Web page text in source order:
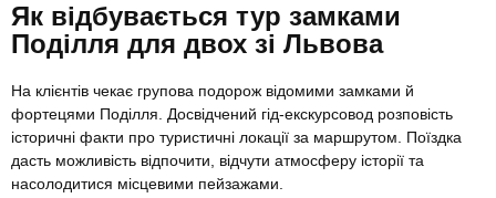
Як відбувається тур замками
Поділля для двох зі Львова
На клієнтів чекає групова подорож відомими замками й
фортецями Поділля. Досвідчений гід-екскурсовод розповість
історичні факти про туристичні локації за маршрутом. Поїздка
дасть можливість відпочити, відчути атмосферу історії та
насолодитися місцевими пейзажами.